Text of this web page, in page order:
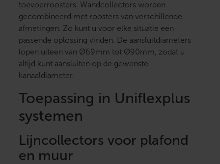
toevoerroosters. Wandcollectors worden
gecombineerd met roosters van verschillende
afmetingen. Zo kunt u voor elke situatie een
passende oplossing vinden. De aansluitdiameters
lopen uiteen van Ø69mm tot Ø90mm, zodat u
altijd kunt aansluiten op de gewenste
kanaaldiameter.
Toepassing in Uniflexplus
systemen
Lijncollectors voor plafond
en muur